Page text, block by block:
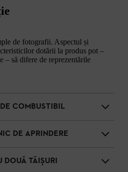
de fotografii. Aspectul și
dotării la produs pot –
– să difere de reprezentările
COMBUSTIBIL
DE APRINDERE
DOUĂ TĂIȘURI